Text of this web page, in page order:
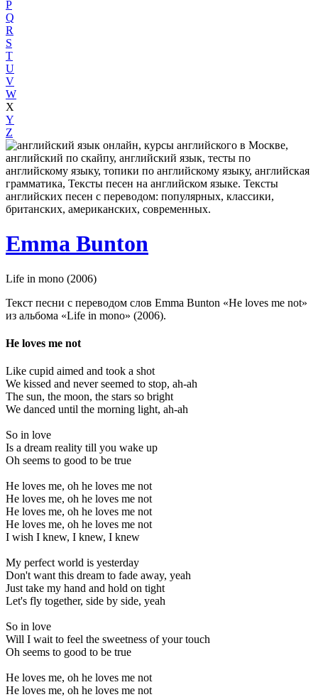
P
Q
R
S
T
U
V
W
X
Y
Z
Emma Bunton
Life in mono (2006)
Текст песни с переводом слов Emma Bunton «He loves me not»
из альбома «Life in mono» (2006).
He loves me not
Like cupid aimed and took a shot
We kissed and never seemed to stop, ah-ah
The sun, the moon, the stars so bright
We danced until the morning light, ah-ah
So in love
Is a dream reality till you wake up
Oh seems to good to be true
He loves me, oh he loves me not
He loves me, oh he loves me not
He loves me, oh he loves me not
He loves me, oh he loves me not
I wish I knew, I knew, I knew
My perfect world is yesterday
Don't want this dream to fade away, yeah
Just take my hand and hold on tight
Let's fly together, side by side, yeah
So in love
Will I wait to feel the sweetness of your touch
Oh seems to good to be true
He loves me, oh he loves me not
He loves me, oh he loves me not